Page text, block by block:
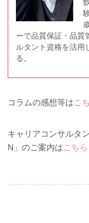
ーで品質保証・品質
ルタント資格を活用
る。
コラムの感想等はこ
キャリアコンサルタ
N」のご案内はこちら